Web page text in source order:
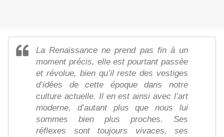
La Renaissance ne prend pas fin à un
moment précis, elle est pourtant passée
et révolue, bien qu’il reste des vestiges
d’idées de cette époque dans notre
culture actuelle. Il en est ainsi avec l’art
moderne, d’autant plus que nous lui
sommes bien plus proches. Ses
réflexes sont toujours vivaces, ses